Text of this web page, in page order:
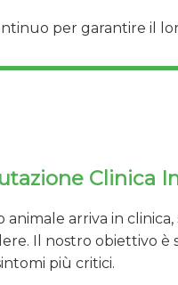
per garantire il
Clinica
arriva in
Il nostro obiettivo è
più critici.